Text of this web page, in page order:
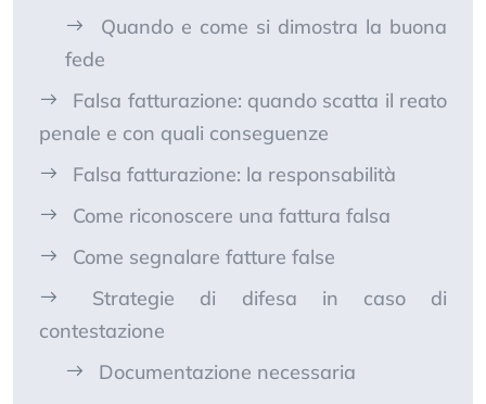
Quando e come si dimostra la buona
fede
Falsa fatturazione: quando scatta il reato
penale e con quali conseguenze
Falsa fatturazione: la responsabilità
Come riconoscere una fattura falsa
Come segnalare fatture false
Strategie di difesa in caso di
contestazione
Documentazione necessaria